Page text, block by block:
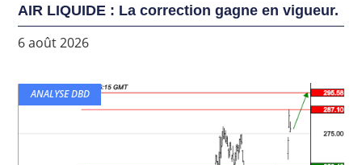
AIR LIQUIDE : La correction gagne en vigueur.
6 août 2026
ANALYSE DBD